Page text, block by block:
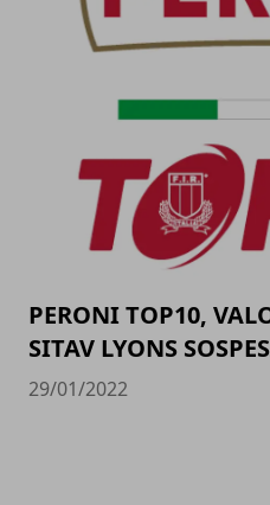
PERONI TOP10,
SITAV LYONS
29/01/2022